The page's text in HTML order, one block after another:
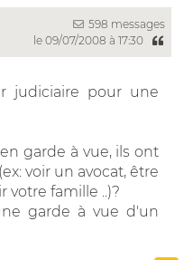
598 messages
le 09/07/2008 à 17:30
judiciaire pour une
garde à vue, ils ont
voir un avocat, être
votre famille ..)?
garde à vue d'un